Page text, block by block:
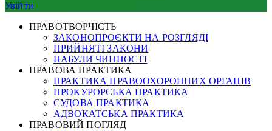
Увійти
ПРАВОТВОРЧІСТЬ
ЗАКОНОПРОЄКТИ НА РОЗГЛЯДІ
ПРИЙНЯТІ ЗАКОНИ
НАБУЛИ ЧИННОСТІ
ПРАВОВА ПРАКТИКА
ПРАКТИКА ПРАВООХОРОННИХ ОРГАНІВ
ПРОКУРОРСЬКА ПРАКТИКА
СУДОВА ПРАКТИКА
АДВОКАТСЬКА ПРАКТИКА
ПРАВОВИЙ ПОГЛЯД